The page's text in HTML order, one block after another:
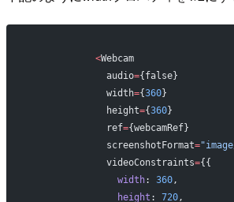
            <
Webcam
              audio
={false}
              width
={360}
              height
={360}
              ref
={webcamRef}
              screenshotFormat
=
              videoConstraints
={{
                width
: 360,
                height
: 720,